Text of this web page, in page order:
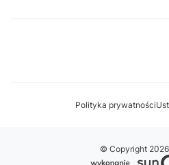
Polityka prywatności
© Copyright